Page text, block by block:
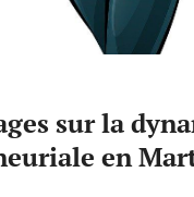
sur la
en